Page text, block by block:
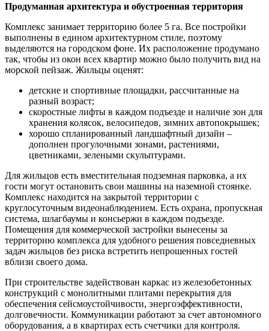
Продуманная архитектура и обустроенная территория
Комплекс занимает территорию более 5 га. Все постройки
выполнены в едином архитектурном стиле, поэтому
выделяются на городском фоне. Их расположение продумано
так, чтобы из окон всех квартир можно было получить вид на
морской пейзаж. Жильцы оценят:
детские и спортивные площадки, рассчитанные на
разный возраст;
скоростные лифты в каждом подъезде и наличие зон для
хранения колясок, велосипедов, зимних автопокрышек;
хорошо спланированный ландшафтный дизайн –
дополнен прогулочными зонами, растениями,
цветниками, зелеными скульптурами.
Для жильцов есть вместительная подземная парковка, а их
гости могут остановить свои машины на наземной стоянке.
Комплекс находится на закрытой территории с
круглосуточным видеонаблюдением. Есть охрана, пропускная
система, шлагбаумы и консьержи в каждом подъезде.
Помещения для коммерческой застройки вынесены за
территорию комплекса для удобного решения повседневных
задач жильцов без риска встретить непрошенных гостей
вблизи своего дома.
При строительстве задействован каркас из железобетонных
конструкций с монолитными плитами перекрытия для
обеспечения сейсмоустойчивости, энергоэффективности,
долговечности. Коммуникации работают за счет автономного
оборудования, а в квартирах есть счетчики для контроля.